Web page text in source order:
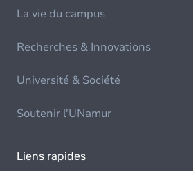
La vie du campus
Recherches & Innovations
Université & Société
Soutenir l'UNamur
Liens rapides